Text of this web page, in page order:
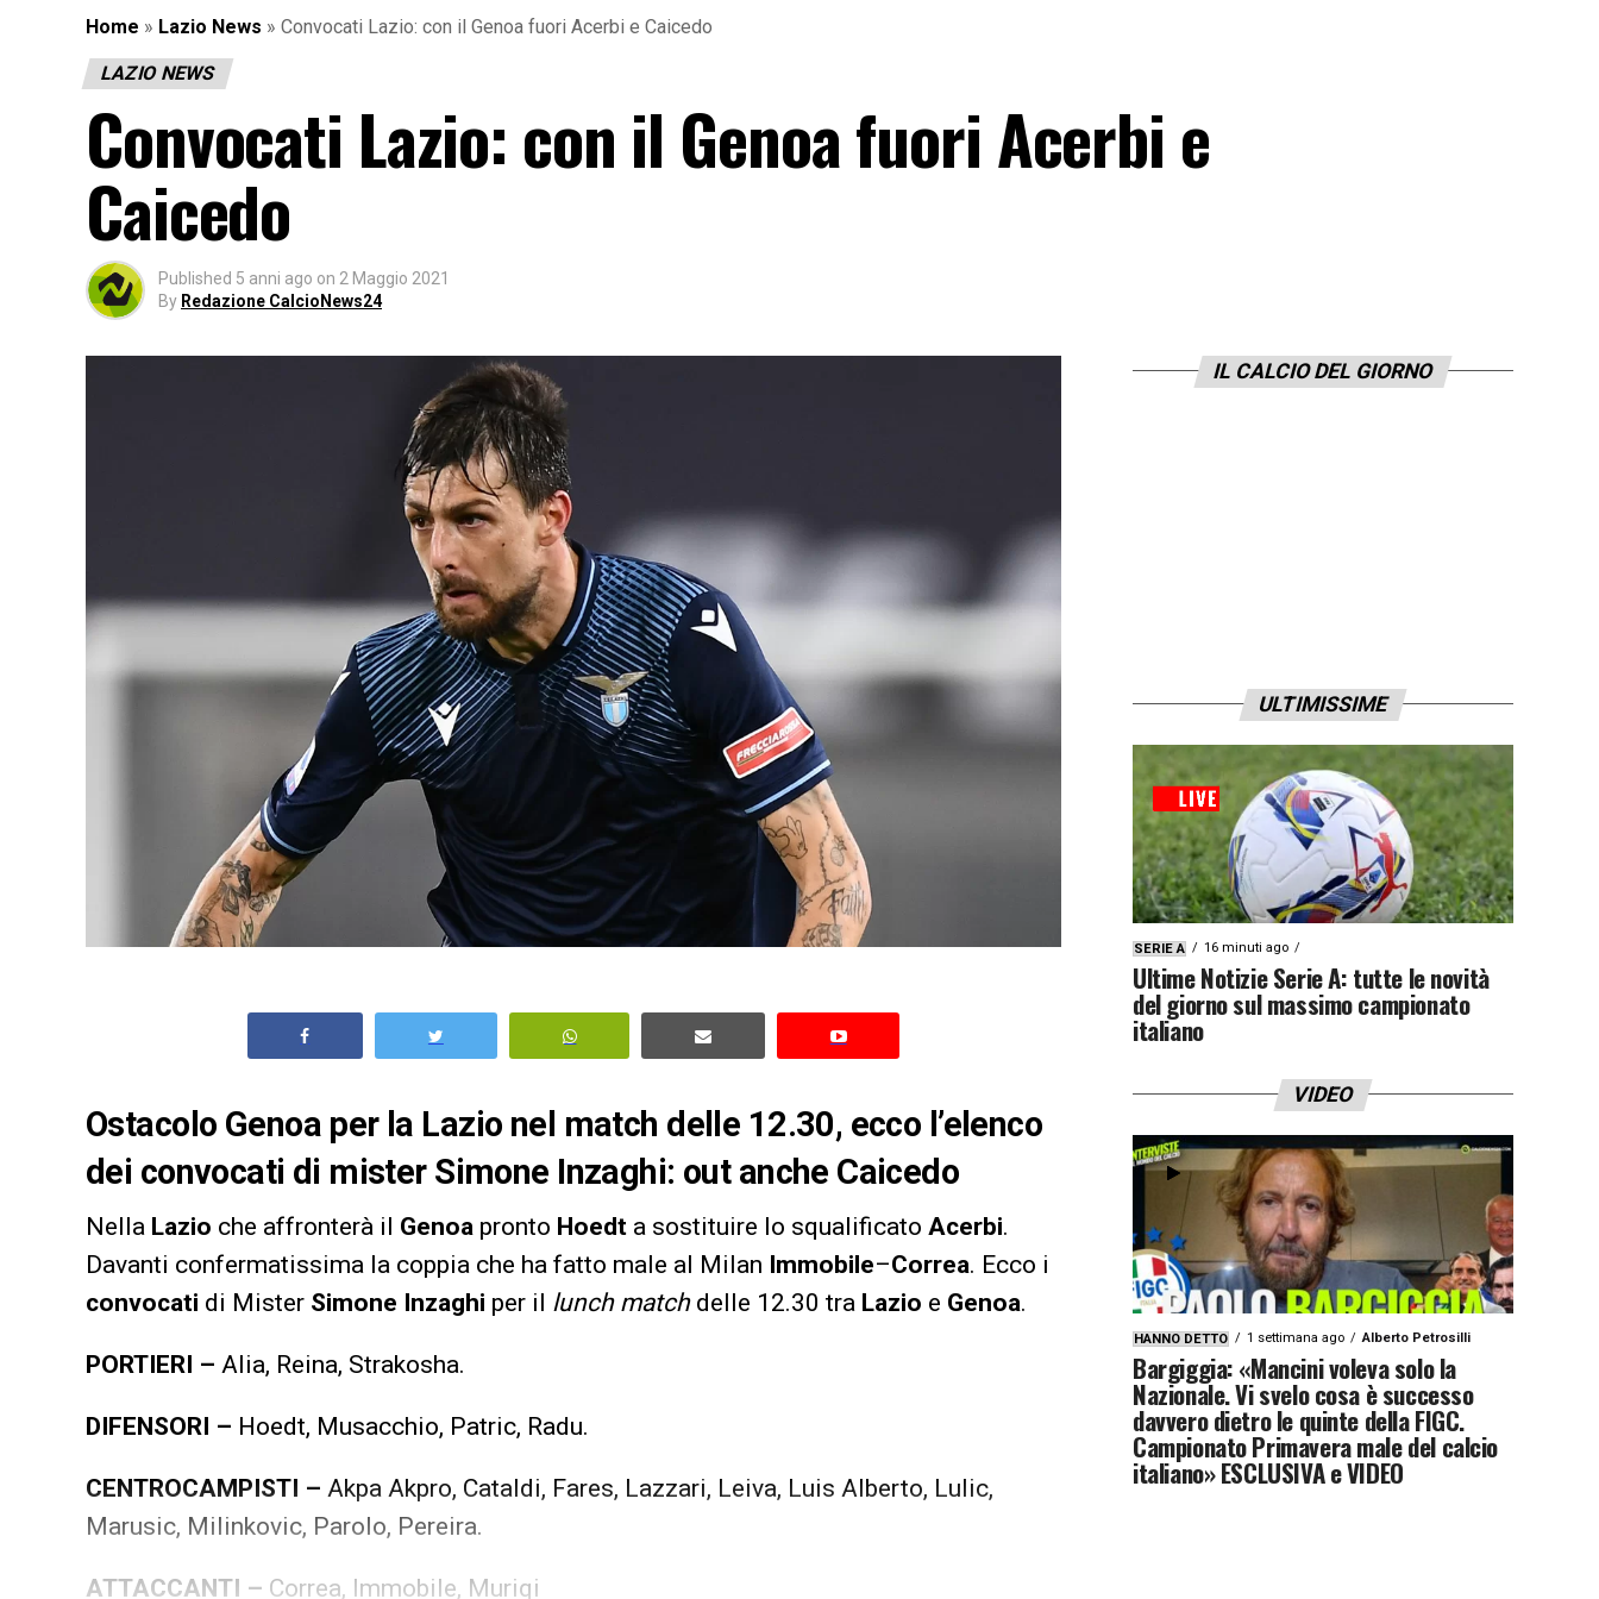
Home » Lazio News » Convocati Lazio: con il Genoa fuori Acerbi e Caicedo
LAZIO NEWS
Convocati Lazio: con il Genoa fuori Acerbi e
Caicedo
Published 5 anni ago on 2 Maggio 2021
By Redazione CalcioNews24
Ostacolo Genoa per la Lazio nel match delle 12.30, ecco l’elenco
dei convocati di mister Simone Inzaghi: out anche Caicedo
Nella Lazio che affronterà il Genoa pronto Hoedt a sostituire lo squalificato Acerbi.
Davanti confermatissima la coppia che ha fatto male al Milan Immobile–Correa. Ecco i
convocati di Mister Simone Inzaghi per il lunch matchdelle 12.30 tra Lazio e Genoa.
PORTIERI – Alia, Reina, Strakosha.
DIFENSORI – Hoedt, Musacchio, Patric, Radu.
CENTROCAMPISTI – Akpa Akpro, Cataldi, Fares, Lazzari, Leiva, Luis Alberto, Lulic,
Marusic, Milinkovic, Parolo, Pereira.
ATTACCANTI – Correa, Immobile, Muriqi
IL CALCIO DEL GIORNO
ULTIMISSIME
SERIE A 16 minuti ago
Ultime Notizie Serie A: tutte le novità
del giorno sul massimo campionato
italiano
VIDEO
HANNO DETTO 1 settimana ago Alberto Petrosilli
Bargiggia: «Mancini voleva solo la
Nazionale. Vi svelo cosa è successo
davvero dietro le quinte della FIGC.
Campionato Primavera male del calcio
italiano» ESCLUSIVA e VIDEO